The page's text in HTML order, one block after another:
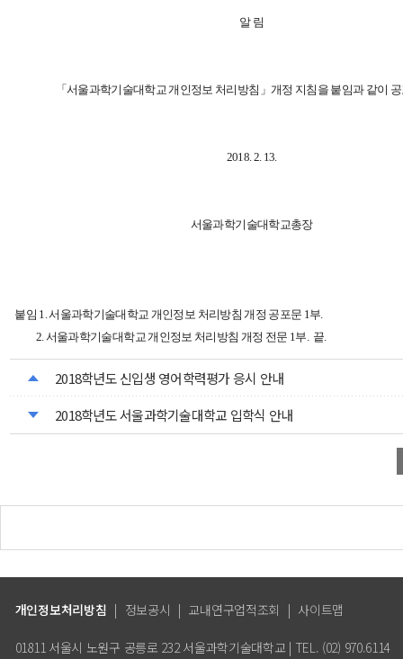
알 림
「서울과학기술대학교 개인정보 처리방침」개정 지침을 붙임과 같이
2018. 2. 13.
서울과학기술대학교총장
붙임 1. 서울과학기술대학교 개인정보 처리방침 개정 공포문 1부.
2. 서울과학기술대학교 개인정보 처리방침 개정 전문 1부. 끝.
2018학년도 신입생 영어학력평가 응시 안내
2018학년도 서울과학기술대학교 입학식 안내
개인정보처리방침 | 정보공시 | 교내연구업적조회 | 사이트맵
01811 서울시 노원구 공릉로 232 서울과학기술대학교 | TEL. (02) 970.6114